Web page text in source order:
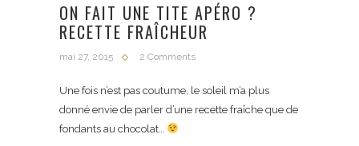
ON FAIT UNE TITE APÉRO ?
RECETTE FRAÎCHEUR
mai 27, 2015 2 Comments
Une fois n’est pas coutume, le soleil m’a plus
donné envie de parler d’une recette fraîche que de
fondants au chocolat…